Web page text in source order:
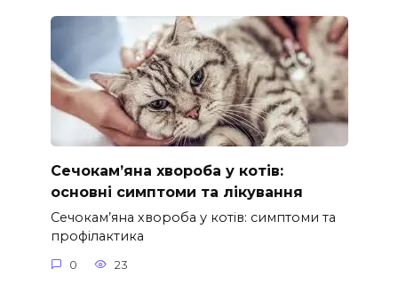
Сечокам’яна хвороба у котів:
основні симптоми та лікування
Сечокам’яна хвороба у котів: симптоми та
профілактика
0 23